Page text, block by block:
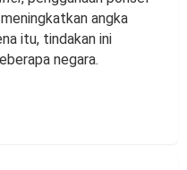
angka
itu, tindakan ini
negara.